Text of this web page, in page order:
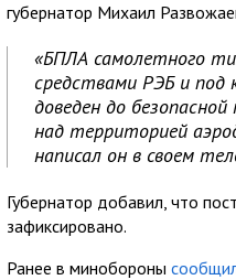
губернатор Михаил
«БПЛА самолетного
средствами РЭБ и
доведен до
над территорией
написал он в своем
Губернатор добавил, что
зафиксировано.
Ранее в минобороны